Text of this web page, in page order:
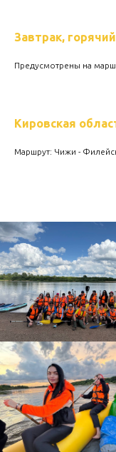
Завтрак,
Предусмотрены на
Кировская
Маршрут: Чижи -